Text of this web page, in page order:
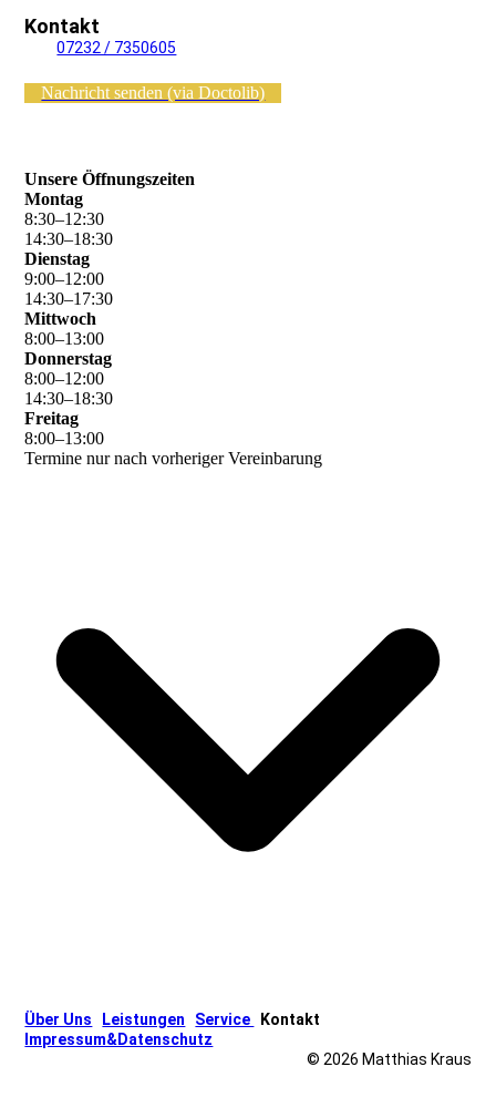
Kontakt
Tel.:07232 / 7350605
Nachricht senden (via Doctolib)
Unsere Öffnungszeiten
Montag
8:30–12:30
14:30–18:30
Dienstag
9:00–12:00
14:30–17:30
Mittwoch
8:00–13:00
Donnerstag
8:00–12:00
14:30–18:30
Freitag
8:00–13:00
Termine nur nach vorheriger Vereinbarung
Über Uns Leistungen Service
Kontakt
Impressum&Datenschutz
© 2026 Matthias Kraus